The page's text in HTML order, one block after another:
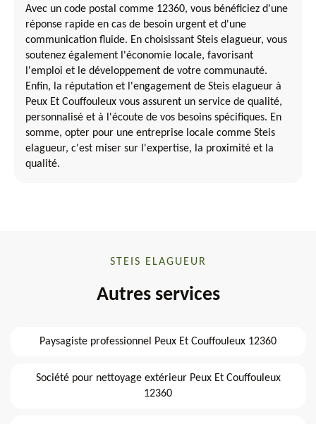
Avec un code postal comme 12360, vous bénéficiez d'une
réponse rapide en cas de besoin urgent et d'une
communication fluide. En choisissant Steis elagueur, vous
soutenez également l'économie locale, favorisant
l'emploi et le développement de votre communauté.
Enfin, la réputation et l'engagement de Steis elagueur à
Peux Et Couffouleux vous assurent un service de qualité,
personnalisé et à l'écoute de vos besoins spécifiques. En
somme, opter pour une entreprise locale comme Steis
elagueur, c'est miser sur l'expertise, la proximité et la
qualité.
STEIS ELAGUEUR
Autres services
Paysagiste professionnel Peux Et Couffouleux 12360
Société pour nettoyage extérieur Peux Et Couffouleux
12360